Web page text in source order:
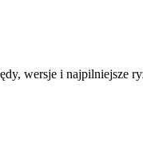
wersje i najpilniejsze